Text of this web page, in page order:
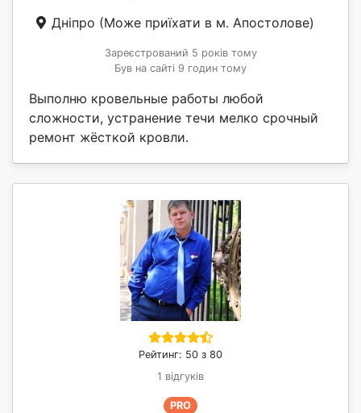
Дніпро (Може приїхати в м. Апостолове)
Зареєстрований 5 років тому
Був на сайті 9 годин тому
Выполню кровельные работы любой
сложности, устранение течи мелко срочный
ремонт жёсткой кровли.
Рейтинг: 50 з 80
1 відгуків
PRO